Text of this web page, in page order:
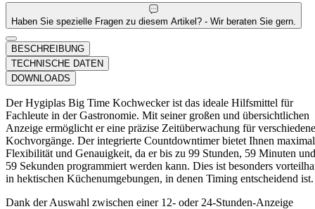
Haben Sie spezielle Fragen zu diesem Artikel? - Wir beraten Sie gern.
BESCHREIBUNG
TECHNISCHE DATEN
DOWNLOADS
Der Hygiplas Big Time Kochwecker ist das ideale Hilfsmittel für
Fachleute in der Gastronomie. Mit seiner großen und übersichtlichen
Anzeige ermöglicht er eine präzise Zeitüberwachung für verschiedene
Kochvorgänge. Der integrierte Countdowntimer bietet Ihnen
Flexibilität und Genauigkeit, da er bis zu 99 Stunden, 59 Minuten und
59 Sekunden programmiert werden kann. Dies ist besonders
in hektischen Küchenumgebungen, in denen Timing entscheidend ist.
Dank der Auswahl zwischen einer 12- oder 24-Stunden-Anzeige